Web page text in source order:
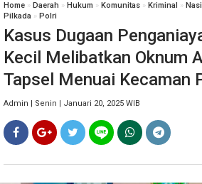
Home » Daerah » Hukum » Komunitas » Kriminal »
Pilkada » Polri
Kasus Dugaan
Kecil Melibatkan Oknum
Tapsel Menuai Kecaman
Admin | Senin | Januari 20, 2025 WIB